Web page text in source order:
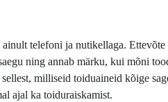
telefoni ja nutikellaga.
ning annab märku, kui mõni
milliseid toiduaineid kõige
ajal ka toiduraiskamist.